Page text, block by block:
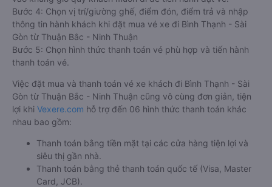
Bước 4: Chọn vị trí/giường ghế, điểm đón, điểm trả và nhập
thông tin hành khách khi đặt mua vé xe đi Bình Thạnh - Sài
Gòn từ Thuận Bắc - Ninh Thuận
Bước 5: Chọn hình thức thanh toán vé phù hợp và tiến hành
thanh toán vé.
Việc đặt mua và thanh toán vé xe khách đi Bình Thạnh - Sài
Gòn từ Thuận Bắc - Ninh Thuận cũng vô cùng đơn giản, tiện
lợi khi Vexere.com hỗ trợ đến 06 hình thức thanh toán khác
nhau bao gồm:
Thanh toán bằng tiền mặt tại các cửa hàng tiện lợi và
siêu thị gần nhà.
Thanh toán bằng thẻ thanh toán quốc tế (Visa, Master
Card, JCB).